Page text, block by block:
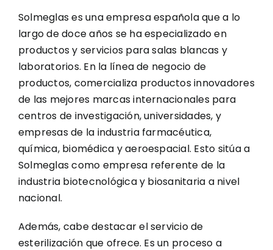
Solmeglas es una empresa española que a lo
largo de doce años se ha especializado en
productos y servicios para salas blancas y
laboratorios. En la línea de negocio de
productos, comercializa productos innovadores
de las mejores marcas internacionales para
centros de investigación, universidades, y
empresas de la industria farmacéutica,
química, biomédica y aeroespacial. Esto sitúa a
Solmeglas como empresa referente de la
industria biotecnológica y biosanitaria a nivel
nacional.
Además, cabe destacar el servicio de
esterilización que ofrece. Es un proceso a